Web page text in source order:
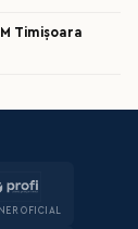
Timișoara
OFICIAL